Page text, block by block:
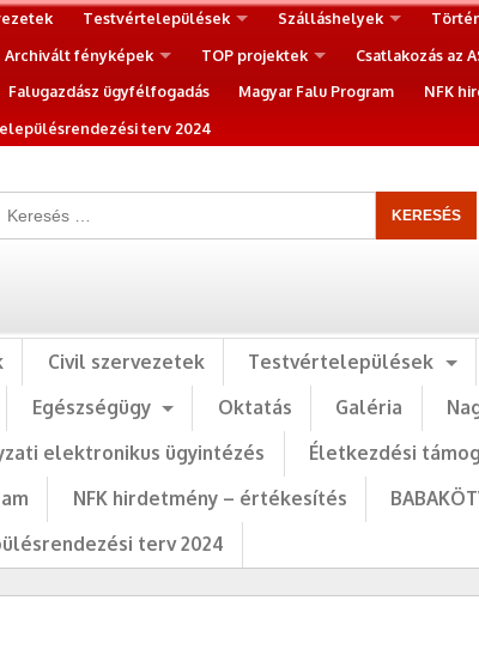
Testvértelepülések Szálláshelyek
Archivált fényképek TOP projektek Csatlakozás az
Falugazdász ügyfélfogadás Magyar Falu Program NFK
terv 2024
Civil szervezetek Testvértelepülések
Egészségügy Oktatás Galéria
elektronikus ügyintézés Életkezdési
NFK hirdetmény – értékesítés
terv 2024